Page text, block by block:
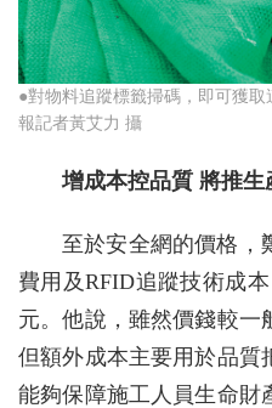
●對物料追蹤標籤掃碼，即可獲
報記者黃艾力 攝
增成本控品質 將推生
至於安全網的價格，
費用及RFID追蹤技術成
元。他說，雖然價錢較一
但額外成本主要用於品質
能夠保障施工人員生命財